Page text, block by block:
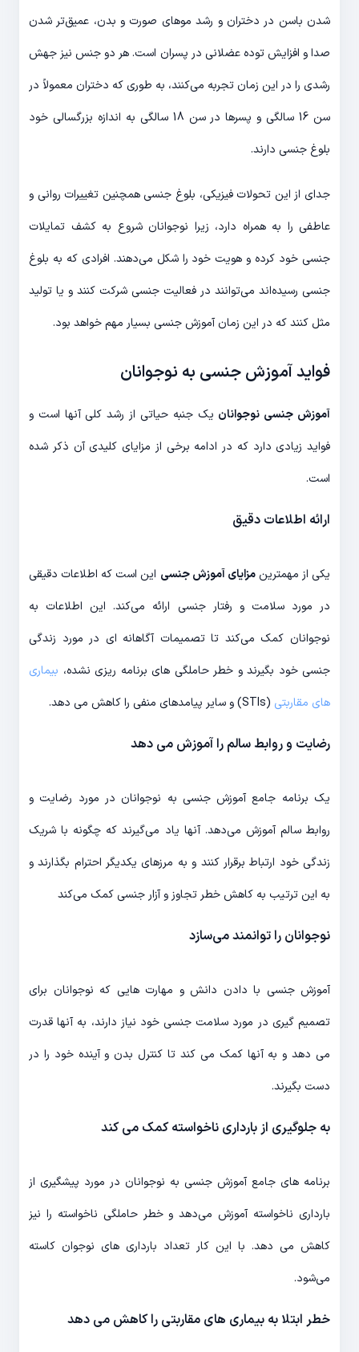
شدن باسن در دختران و رشد موهای صورت و بدن، عمیق‌تر شدن
صدا و افزایش توده عضلانی در پسران است. هر دو جنس نیز جهش
رشدی را در این زمان تجربه می‌کنند، به طوری که دختران معمولاً در
سن 16 سالگی و پسرها در سن 18 سالگی به اندازه بزرگسالی خود
بلوغ جنسی دارند.
جدای از این تحولات فیزیکی، بلوغ جنسی همچنین تغییرات روانی و
عاطفی را به همراه دارد، زیرا نوجوانان شروع به کشف تمایلات
جنسی خود کرده و هویت خود را شکل می‌دهند. افرادی که به بلوغ
جنسی رسیده‌اند می‌توانند در فعالیت جنسی شرکت کنند و یا تولید
مثل کنند که در این زمان آموزش جنسی بسیار مهم خواهد بود.
فواید آموزش جنسی به نوجوانان
آموزش جنسی نوجوانان یک جنبه حیاتی از رشد کلی آنها است و
فواید زیادی دارد که در ادامه برخی از مزایای کلیدی آن ذکر شده
است.
ارائه اطلاعات دقیق
یکی از مهمترینمزایای آموزش جنسی این است که اطلاعات دقیقی
در مورد سلامت و رفتار جنسی ارائه می‌کند. این اطلاعات به
نوجوانان کمک می‌کند تا تصمیمات آگاهانه ای در مورد زندگی
جنسی خود بگیرند و خطر حاملگی های برنامه ریزی نشده، بیماری
های مقاربتی (STIs) و سایر پیامدهای منفی را کاهش می دهد.
رضایت و روابط سالم را آموزش می دهد
یک برنامه جامع آموزش جنسی به نوجوانان در مورد رضایت و
روابط سالم آموزش می‌دهد. آنها یاد می‌گیرند که چگونه با شریک
زندگی خود ارتباط برقرار کنند و به مرزهای یکدیگر احترام بگذارند و
به این ترتیب به کاهش خطر تجاوز و آزار جنسی کمک می‌کند
نوجوانان را توانمند می‌سازد
آموزش جنسی با دادن دانش و مهارت هایی که نوجوانان برای
تصمیم گیری در مورد سلامت جنسی خود نیاز دارند، به آنها قدرت
می دهد و به آنها کمک می کند تا کنترل بدن و آینده خود را در
دست بگیرند.
به جلوگیری از بارداری ناخواسته کمک می کند
برنامه های جامع آموزش جنسی به نوجوانان در مورد پیشگیری از
بارداری ناخواسته آموزش می‌دهد و خطر حاملگی ناخواسته را نیز
کاهش می دهد. با این کار تعداد بارداری های نوجوان کاسته
می‌شود.
خطر ابتلا به بیماری های مقاربتی را کاهش می دهد